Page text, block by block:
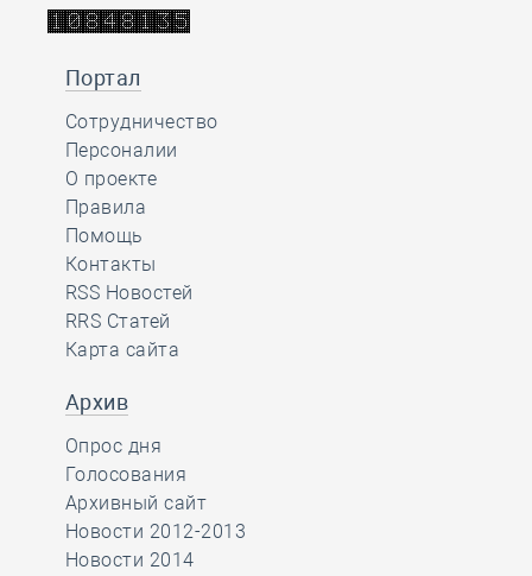
Портал
Сотрудничество
Персоналии
О проекте
Правила
Помощь
Контакты
RSS Новостей
RRS Статей
Карта сайта
Архив
Опрос дня
Голосования
Архивный сайт
Новости 2012-2013
Новости 2014